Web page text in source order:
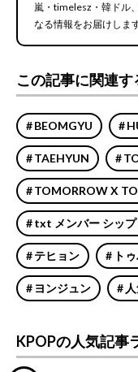
嵐・timelesz・韓ドル
なる情報をお届けします
この記事に関連す
BEOMGYU
TAEHYUN
TOMORROW X
txt メンバー シップ
テヒョン ト
ヨンジュン
KPOPの人気記事